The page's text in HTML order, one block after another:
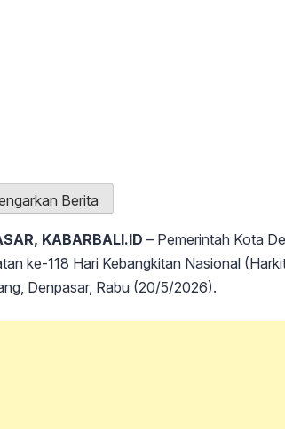
Berita
KABARBALI.ID – Pemerintah Kota
ke-118 Hari Kebangkitan Nasional
Denpasar, Rabu (20/5/2026).